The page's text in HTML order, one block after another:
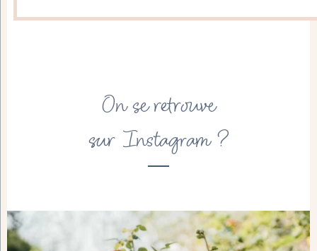
On se retrouve
sur Instagram ?